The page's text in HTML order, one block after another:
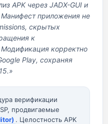
APK через JADX-GUI и
приложения не
скрытых
к
корректно
Play, сохраняя
верификации
продвигаемые
. Целостность APK